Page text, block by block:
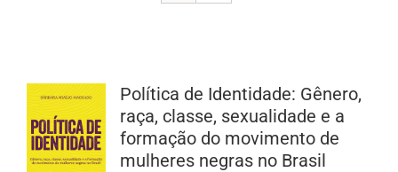
Política de Identidade: Gênero,
raça, classe, sexualidade e a
formação do movimento de
mulheres negras no Brasil